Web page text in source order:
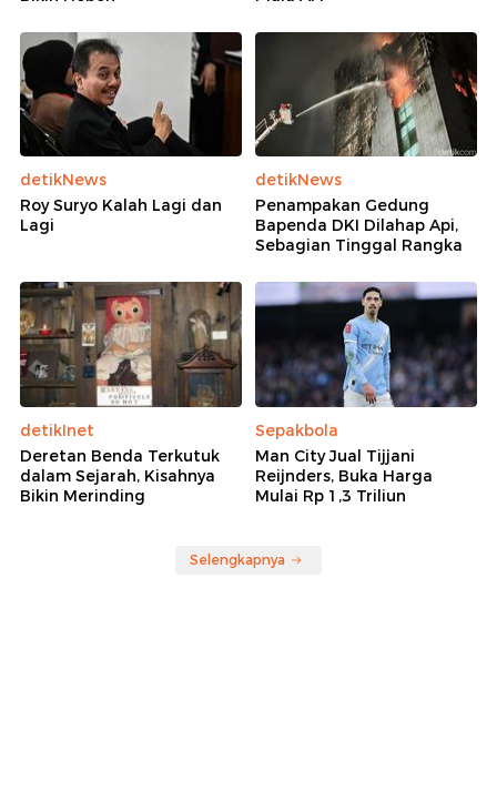
detikNews
Roy Suryo Kalah Lagi dan
Lagi
detikNews
Penampakan Gedung
Bapenda DKI Dilahap Api,
Sebagian Tinggal Rangka
detikInet
Deretan Benda Terkutuk
dalam Sejarah, Kisahnya
Bikin Merinding
Sepakbola
Man City Jual Tijjani
Reijnders, Buka Harga
Mulai Rp 1,3 Triliun
Selengkapnya